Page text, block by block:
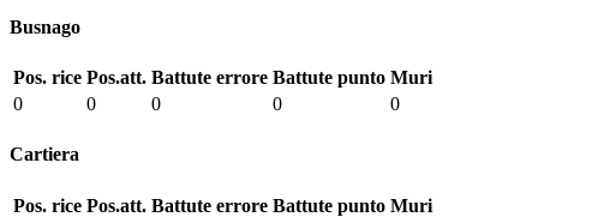
Busnago
Pos. rice Pos.att. Battute errore Battute punto Muri
0
0 0 0 0
Cartiera
Pos. rice Pos.att. Battute errore Battute punto Muri